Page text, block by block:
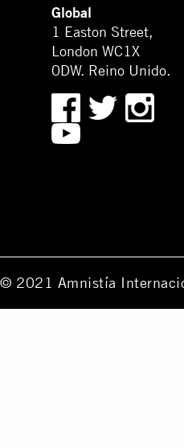
Global
1 Easton Street,
London WC1X
0DW. Reino Unido.
© 2021 Amnistía